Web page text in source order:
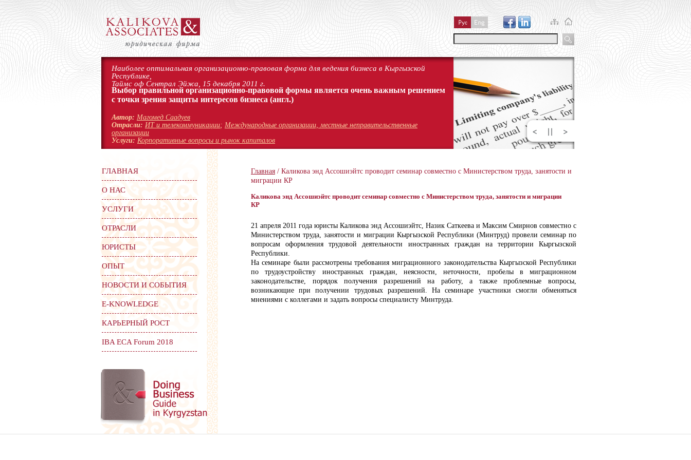
Наиболее оптимальная организационно-правовая форма для ведения бизнеса в Кыргызской
Республике,
Таймс оф Сентрал Эйжа, 15 декабря 2011 г.
Выбор правильной организационно-правовой формы является очень важным решением
с точки зрения защиты интересов бизнеса (англ.)
Автор: Магомед Саадуев
Отрасли: ИТ и телекоммуникации; Международные организации, местные неправительственные
организации
Услуги: Корпоративные вопросы и рынок капиталов
Главная / Каликова энд Ассошиэйтс проводит семинар совместно с Министерством труда, занятости и
миграции КР
Каликова энд Ассошиэйтс проводит семинар совместно с Министерством труда, занятости и миграции
КР
21 апреля 2011 года юристы Каликова энд Ассошиэйтс, Назик Саткеева и Максим Смирнов совместно с
Министерством труда, занятости и миграции Кыргызской Республики (Минтруд) провели семинар по
вопросам оформления трудовой деятельности иностранных граждан на территории Кыргызской
Республики.
На семинаре были рассмотрены требования миграционного законодательства Кыргызской Республики
по трудоустройству иностранных граждан, неясности, неточности, пробелы в миграционном
законодательстве, порядок получения разрешений на работу, а также проблемные вопросы,
возникающие при получении трудовых разрешений. На семинаре участники смогли обменяться
мнениями с коллегами и задать вопросы специалисту Минтруда.
ГЛАВНАЯ
О НАС
УСЛУГИ
ОТРАСЛИ
ЮРИСТЫ
ОПЫТ
НОВОСТИ И СОБЫТИЯ
Е-KNOWLEDGE
КАРЬЕРНЫЙ РОСТ
IBA ECA Forum 2018